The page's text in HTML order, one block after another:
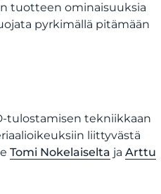
tuotteen ominaisuuksia
pyrkimällä pitämään
tulostamisen tekniikkaan
liittyvästä
Tomi Nokelaiselta ja Arttu